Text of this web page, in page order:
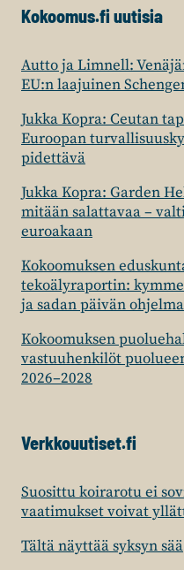
Kokoomus.fi uutisia
Autto ja Limnell:
EU:n laajuinen
Jukka Kopra: Ceutan
Euroopan
pidettävä
Jukka Kopra: Garden
mitään salattavaa –
euroakaan
Kokoomuksen
tekoälyraportin:
ja sadan päivän
Kokoomuksen
vastuuhenkilöt
2026–2028
Verkkouutiset.fi
Suosittu koirarotu ei
vaatimukset voivat
Tältä näyttää syksyn sää